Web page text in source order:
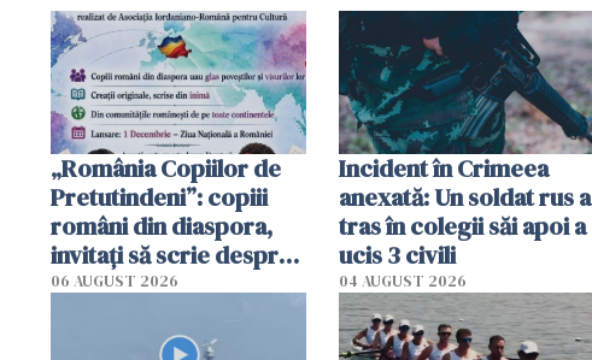
„România Copiilor de
Pretutindeni”: copiii
români din diaspora,
invitați să scrie despre
România într-un volum
06 AUGUST 2026
Incident în Crimeea
anexată: Un soldat rus a
tras în colegii săi apoi a
ucis 3 civili
04 AUGUST 2026